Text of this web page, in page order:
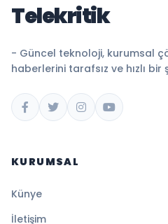
Telekritik
- Güncel teknoloji, kurumsal
haberlerini tarafsız ve hızlı bir
KURUMSAL
Künye
İletişim